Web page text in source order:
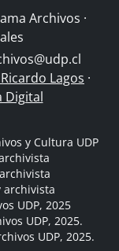
Archivos ·
Lagos ·
Digital
y Cultura UDP
archivista
UDP, 2025
UDP, 2025.
UDP, 2025.